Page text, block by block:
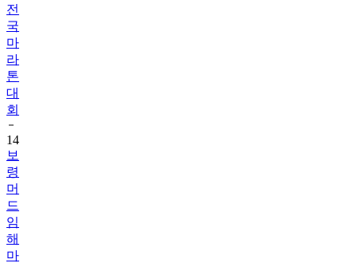
전
국
마
라
톤
대
회
14
보
령
머
드
임
해
마